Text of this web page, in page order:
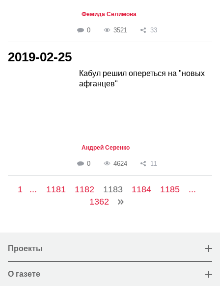
Фемида Селимова
0 3521 33
2019-02-25
Кабул решил опереться на "новых
афганцев"
Андрей Серенко
0 4624 11
1 ... 1181 1182 1183 1184 1185
...
1362
Проекты
О газете